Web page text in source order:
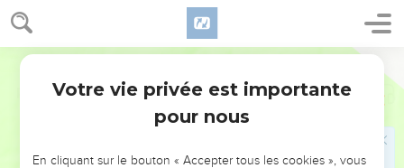
NE MANQUEZ PAS L’ÉVÉNEMENT
Psaumes 33
Votre vie privée est importante
pour nous
En cliquant sur le bouton « Accepter tous les cookies », vous